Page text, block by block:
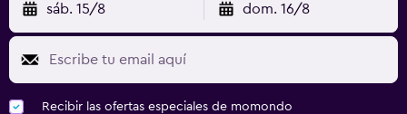
sáb. 15/8 dom. 16/8
Recibir las ofertas especiales de momondo